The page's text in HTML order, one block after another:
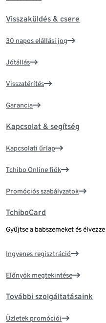
Visszaküldés & csere
30 napos elállási jog
Jótállás
Visszatérítés
Garancia
Kapcsolat & segítség
Kapcsolati űrlap
Tchibo Online fiók
Promóciós szabályzatok
TchiboCard
Gyűjtse a babszemeket és
Ingyenes regisztráció
Előnyök megtekintése
További szolgáltatásaink
Üzletek promóciói